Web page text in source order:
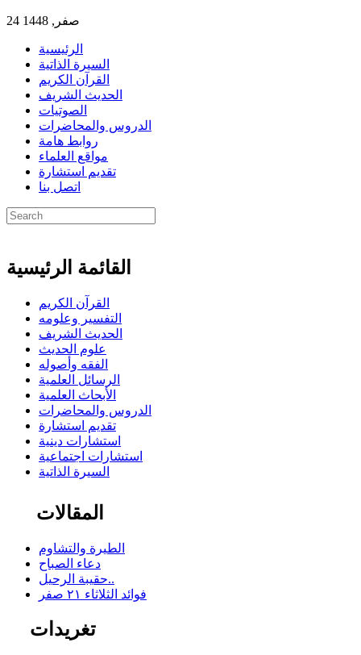
24 صفر, 1448
الرئيسية
السيرة الذاتية
القرآن الكريم
الحديث الشريف
الصوتيات
الدروس والمحاضرات
روابط هامة
مواقع العلماء
تقديم استشارة
اتصل بنا
القائمة الرئيسية
القرآن الكريم
التفسير وعلومه
الحديث الشريف
علوم الحديث
الفقه وأصوله
الرسائل العلمية
الأبحاث العلمية
الدروس والمحاضرات
تقديم استشارة
استشارات دينية
استشارات اجتماعية
السيرة الذاتية
المقالات
الطيرة والتشاوم
دعاء الصباح
حقيبة الرحيل..
فوائد الثلاثاء ٢١ صفر
تغريدات